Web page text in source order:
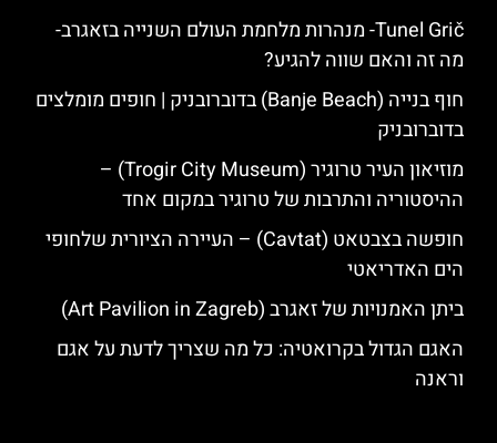
Tunel Grič- מנהרות מלחמת העולם השנייה בזאגרב-
מה זה והאם שווה להגיע?
חוף בנייה (Banje Beach) בדוברובניק | חופים מומלצים
בדוברובניק
מוזיאון העיר טרוגיר (Trogir City Museum) –
ההיסטוריה והתרבות של טרוגיר במקום אחד
חופשה בצבטאט (Cavtat) – העיירה הציורית שלחופי
הים האדריאטי
ביתן האמנויות של זאגרב (Art Pavilion in Zagreb)
האגם הגדול בקרואטיה: כל מה שצריך לדעת על אגם
וראנה